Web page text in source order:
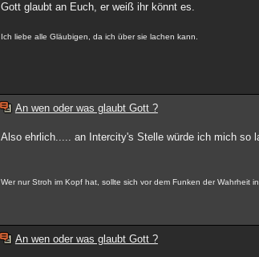
Gott glaubt an Euch, er weiß ihr könnt es.
Ich liebe alle Gläubigen, da ich über sie lachen kann.
An wen oder was glaubt Gott ?
Also ehrlich..... an Intercity's Stelle würde ich mich so
Wer nur Stroh im Kopf hat, sollte sich vor dem Funken der Wahrheit in
An wen oder was glaubt Gott ?